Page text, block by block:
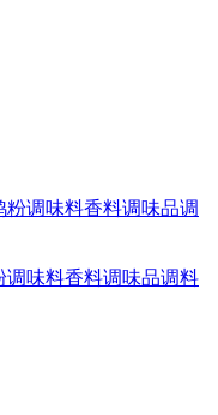
味料香料调味品调料